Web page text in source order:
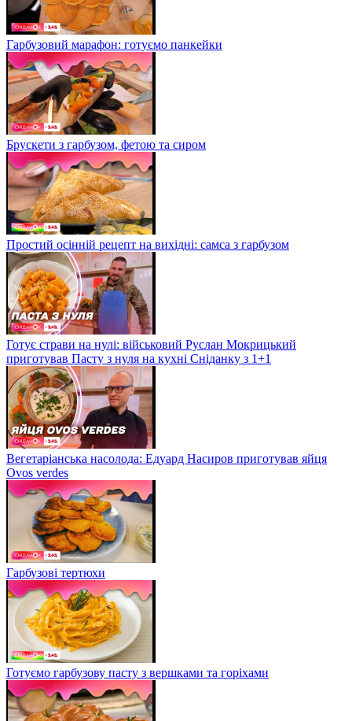
Гарбузовий марафон: готуємо панкейки
Брускети з гарбузом, фетою та сиром
Простий осінній рецепт на вихідні: самса з гарбузом
Готує страви на нулі: військовий Руслан Мокрицький
приготував Пасту з нуля на кухні Сніданку з 1+1
Вегетаріанська насолода: Едуард Насиров приготував яйця
Ovos verdes
Гарбузові тертюхи
Готуємо гарбузову пасту з вершками та горіхами